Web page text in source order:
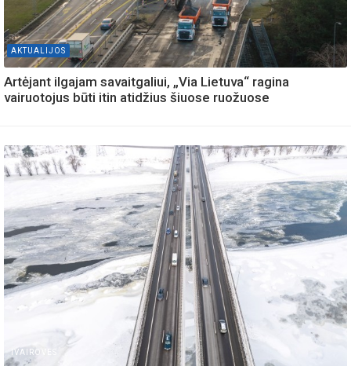
AKTUALIJOS
Artėjant ilgajam savaitgaliui, „Via Lietuva“ ragina
vairuotojus būti itin atidžius šiuose ruožuose
IVAIROVES